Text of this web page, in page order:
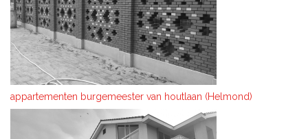
appartementen burgemeester van houtlaan (Helmond)